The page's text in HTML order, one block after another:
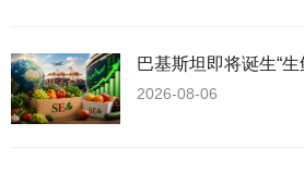
巴基斯坦即将诞生“
2026-08-06